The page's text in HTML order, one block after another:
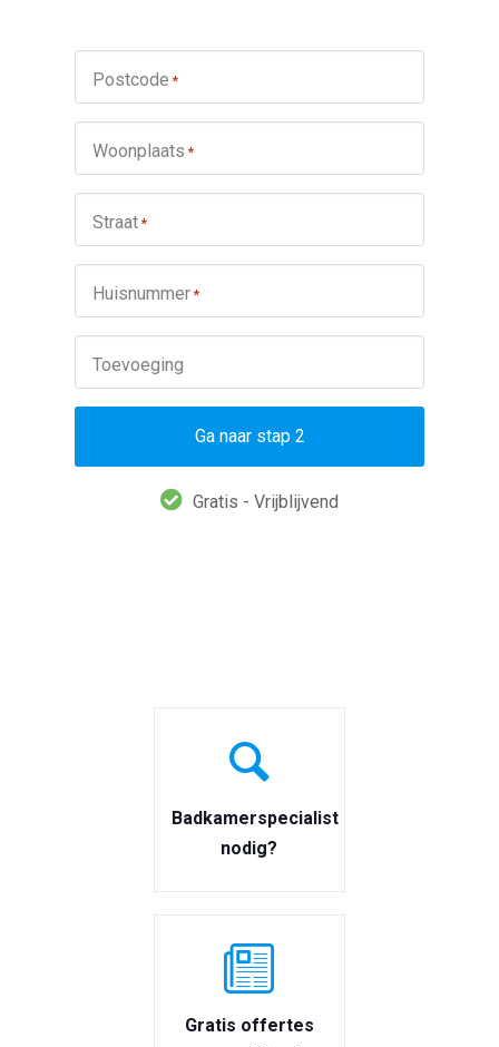
Postcode *
Woonplaats *
Straat*
Huisnummer*
Toevoeging
Ga naar stap 2
Gratis - Vrijblijvend
Badkamerspecialist
nodig?
Gratis offertes